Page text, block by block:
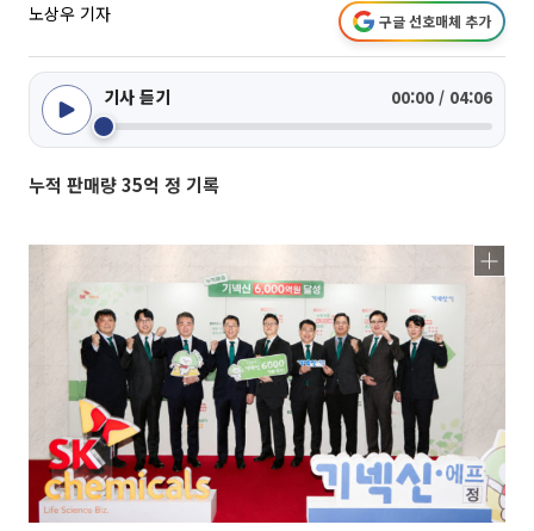
노상우 기자 구글 선호매체 추가
기사 듣기 00:00 / 04:06
누적 판매량 35억 정 기록